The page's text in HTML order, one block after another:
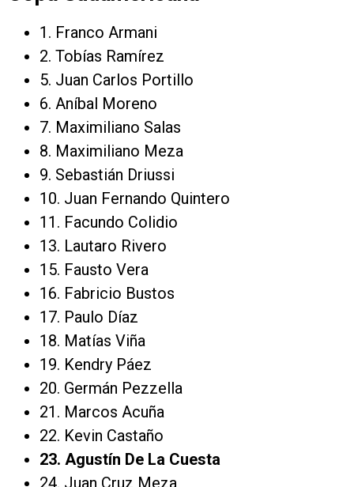
1. Franco Armani
2. Tobías Ramírez
5. Juan Carlos Portillo
6. Aníbal Moreno
7. Maximiliano Salas
8. Maximiliano Meza
9. Sebastián Driussi
10. Juan Fernando Quintero
11. Facundo Colidio
13. Lautaro Rivero
15. Fausto Vera
16. Fabricio Bustos
17. Paulo Díaz
18. Matías Viña
19. Kendry Páez
20. Germán Pezzella
21. Marcos Acuña
22. Kevin Castaño
23. Agustín De La Cuesta
24. Juan Cruz Meza